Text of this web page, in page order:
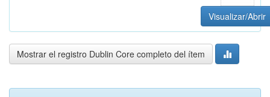
Visualizar/Abrir
Mostrar el registro Dublin Core completo del ítem